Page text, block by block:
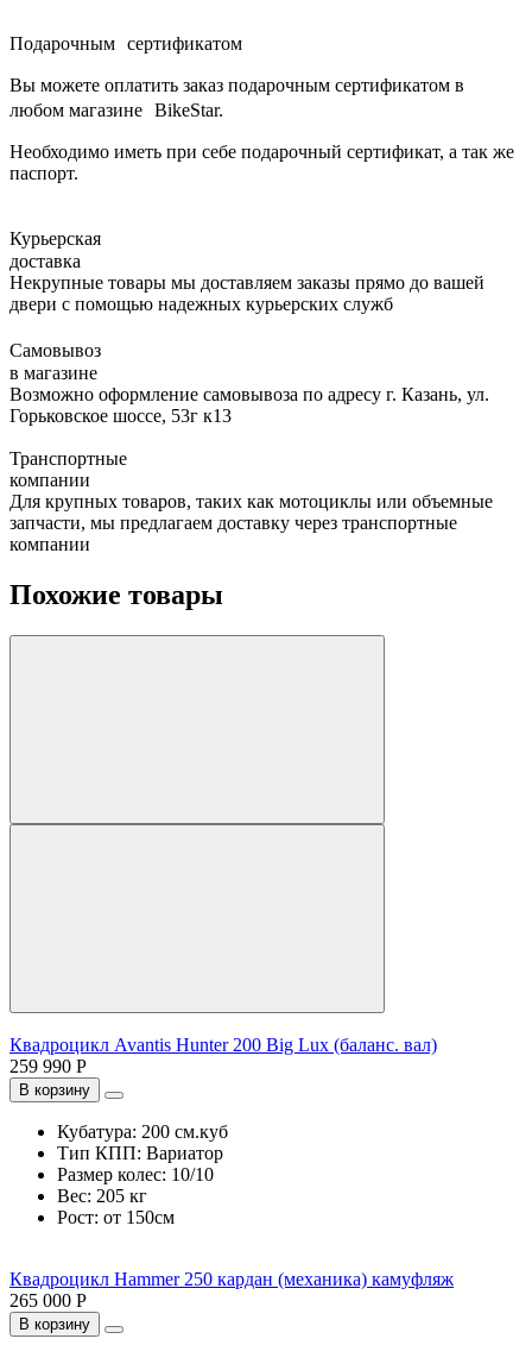
Подарочным сертификатом
Вы можете оплатить заказ подарочным сертификатом в
любом магазине BikeStar.
Необходимо иметь при себе подарочный сертификат, а так же
паспорт.
Курьерская
доставка
Некрупные товары мы доставляем заказы прямо до вашей
двери с помощью надежных курьерских служб
Самовывоз
в магазине
Возможно оформление самовывоза по адресу г. Казань, ул.
Горьковское шоссе, 53г к13
Транспортные
компании
Для крупных товаров, таких как мотоциклы или объемные
запчасти, мы предлагаем доставку через транспортные
компании
Похожие товары
Квадроцикл Avantis Hunter 200 Big Lux (баланс. вал)
259 990 Р
В корзину
Кубатура: 200 см.куб
Тип КПП: Вариатор
Размер колес: 10/10
Вес: 205 кг
Рост: от 150см
Квадроцикл Hammer 250 кардан (механика) камуфляж
265 000 Р
В корзину